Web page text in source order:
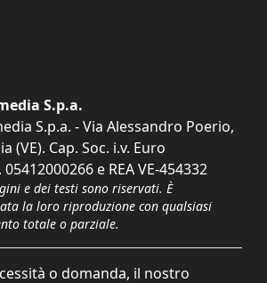
S.p.a.
S.p.a. - Via Alessandro Poerio,
(VE). Cap. Soc. i.v. Euro
05412000266 e REA VE-454332
e dei testi sono riservati. È
la loro riproduzione con qualsiasi
totale o parziale.
o domanda, il nostro